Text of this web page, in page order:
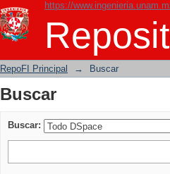
https://
Buscar
RepoFI Principal → Buscar
Buscar
Buscar: